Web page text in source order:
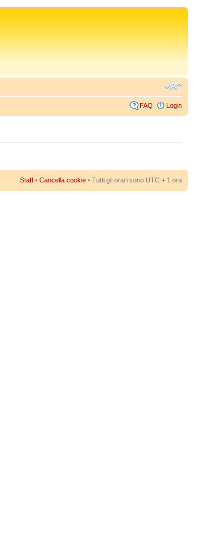
FAQ Login
Staff • Cancella cookie • Tutti gli orari sono UTC + 1 ora